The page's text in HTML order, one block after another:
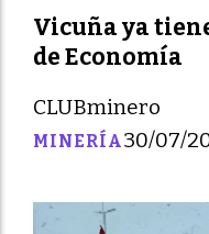
Vicuña ya
de Economía
CLUBminero
MINERÍA30/07/